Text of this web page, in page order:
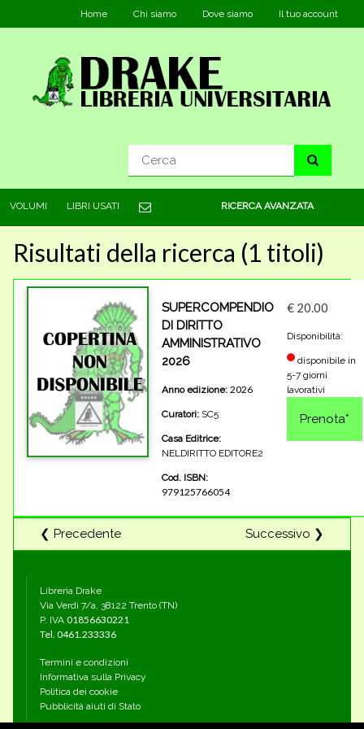
Home Chi siamo Dove siamo Il tuo account
VOLUMI LIBRI USATI RICERCA AVANZATA
Risultati della ricerca (1 titoli)
SUPERCOMPENDIO
DI DIRITTO
AMMINISTRATIVO
2026
Anno edizione: 2026
Curatori: SC5
Casa Editrice:
NELDIRITTO EDITORE2
Cod. ISBN:
979125766054
€ 20.00
Disponibilità:
disponibile in
5-7 giorni
lavorativi
❮ Precedente Successivo ❯
Libreria Drake
Via Verdi 7/a, 38122 Trento (TN)
P. IVA 01856630221
Tel. 0461.233336
Termini e condizioni
Informativa sulla Privacy
Politica dei cookie
Pubblicità aiuti di Stato